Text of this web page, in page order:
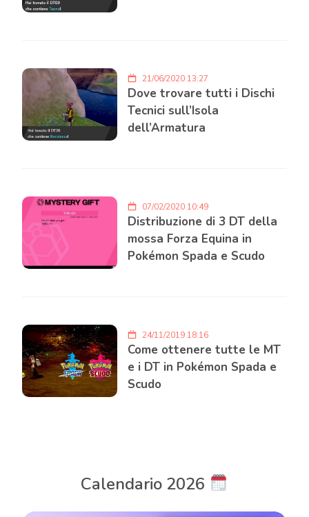
21/06/2020 13:27
Dove trovare tutti i Dischi
Tecnici sull’Isola
dell’Armatura
07/02/2020 10:49
Distribuzione di 3 DT della
mossa Forza Equina in
Pokémon Spada e Scudo
24/11/2019 18:16
Come ottenere tutte le MT
e i DT in Pokémon Spada e
Scudo
Calendario 2026